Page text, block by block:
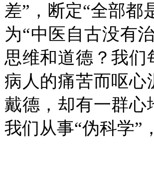
差”，断定“全部都
为“中医自古没有
思维和道德？我
病人的痛苦而呕心
戴德，却有一群心
我们从事“伪科学”